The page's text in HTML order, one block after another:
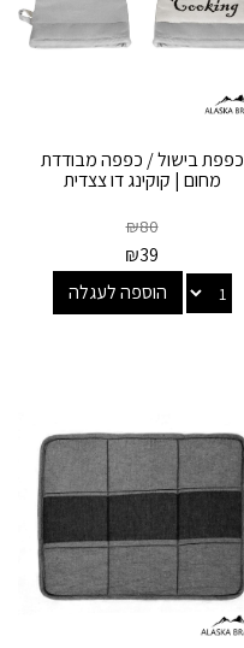
כפפת בישול / כפפה מבודדת
מחום | קוקינג דו צצדית
₪80
₪39
הוספה לעגלה